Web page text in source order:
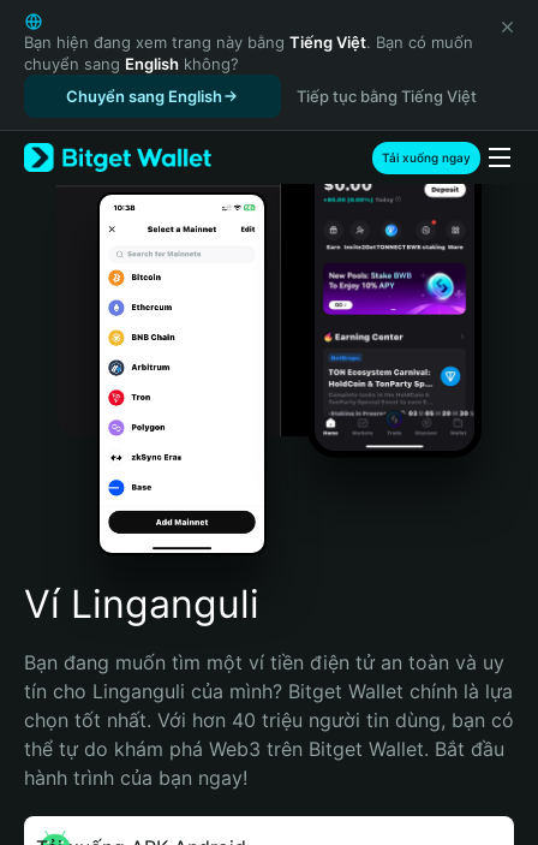
English
日本語
Tiếng Việt
Русский
Español (Latinoamérica)
Türkçe
Italiano
Português (Portugal)
Bahasa Indonesia
Português (Brasil)
Español (Argentina)
Bạn hiện đang xem trang này bằng Tiếng Việt. Bạn có muốn
chuyển sang English không?
Chuyển sang English
Tiếp tục bằng Tiếng Việt
Tải xuống ngay
Ví Linganguli
Bạn đang muốn tìm một ví tiền điện tử an toàn và uy
tín cho Linganguli của mình? Bitget Wallet chính là lựa
chọn tốt nhất. Với hơn 40 triệu người tin dùng, bạn có
thể tự do khám phá Web3 trên Bitget Wallet. Bắt đầu
hành trình của bạn ngay!